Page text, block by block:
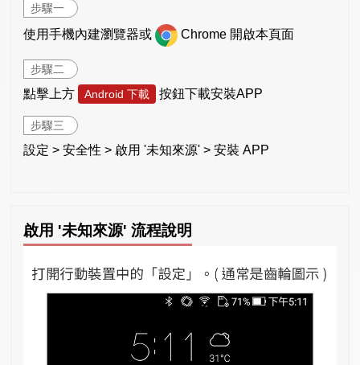
步驟一
使用手機內建瀏覽器或 Chrome 開啟本頁面
步驟二
點擊上方 Android 下載 按鈕下載安裝APP
步驟三
設定 > 安全性 > 啟用 '未知來源' > 安裝 APP
啟用 '未知來源' 流程說明